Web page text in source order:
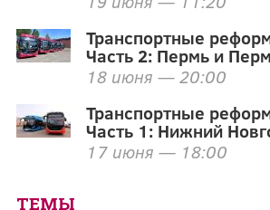
Транспортные
Часть 2: Пермь и
18 июня — 20:00
Транспортные
Часть 1: Нижний
17 июня — 18:00
ТЕМЫ